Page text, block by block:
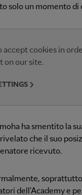
solo un momento di
accept cookies in
on our site.
ha smentito la
che il suo
ricevuto.
dell'Academy e